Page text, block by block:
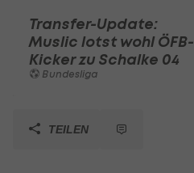
Transfer-Update:
Muslic lotst wohl ÖFB-
Kicker zu Schalke 04
Bundesliga
TEILEN